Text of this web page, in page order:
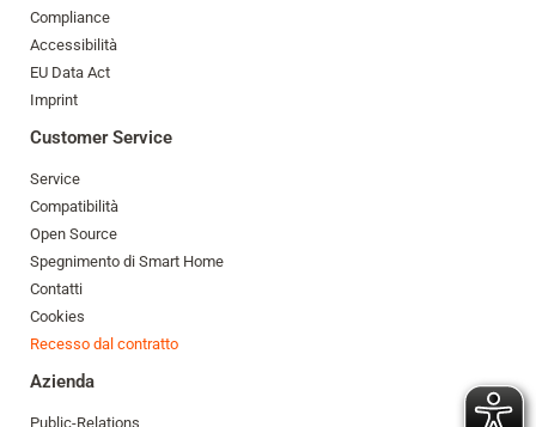
Compliance
Accessibilità
EU Data Act
Imprint
Customer Service
Service
Compatibilità
Open Source
Spegnimento di Smart Home
Contatti
Cookies
Recesso dal contratto
Azienda
Public-Relations